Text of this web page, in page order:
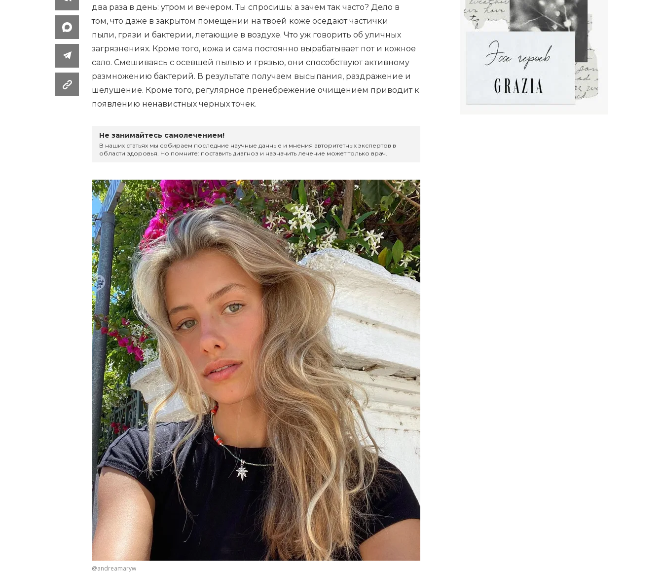
два раза в день: утром и вечером. Ты спросишь: а зачем так часто? Дело в
том, что даже в закрытом помещении на твоей коже оседают частички
пыли, грязи и бактерии, летающие в воздухе. Что уж говорить об уличных
загрязнениях. Кроме того, кожа и сама постоянно вырабатывает пот и кожное
сало. Смешиваясь с осевшей пылью и грязью, они способствуют активному
размножению бактерий. В результате получаем высыпания, раздражение и
шелушение. Кроме того, регулярное пренебрежение очищением приводит к
появлению ненавистных черных точек.
Не занимайтесь самолечением!
В наших статьях мы собираем последние научные данные и мнения авторитетных экспертов в
области здоровья. Но помните: поставить диагноз и назначить лечение может только врач.
@andreamaryw